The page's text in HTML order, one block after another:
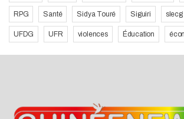
RPG Santé Sidya Touré Siguiri slecg
UFDG UFR violences Éducation